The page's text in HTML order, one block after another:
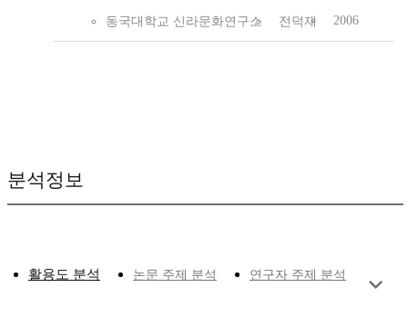
동국대학교 신라문화연구소 전덕재 2006
분석정보
활용도 분석 논문 주제 분석 연구자 주제 분석